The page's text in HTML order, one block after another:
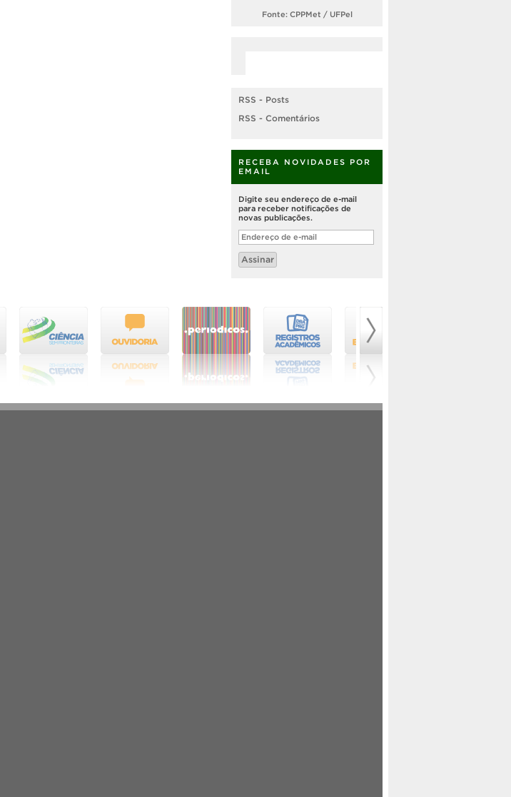
Fonte: CPPMet / UFPel
RSS - Posts
RSS - Comentários
RECEBA NOVIDADES POR
EMAIL
Digite seu endereço de e-mail
para receber notificações de
novas publicações.
Endereço
de
e-
mail
Assinar